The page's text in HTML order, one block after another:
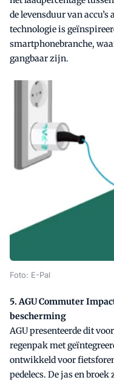
de levensduur van
technologie is
smartphonebranche,
gangbaar zijn.
Foto: E-Pal
5. AGU Commuter
bescherming
AGU presenteerde dit
regenpak met
ontwikkeld voor
pedelecs. De jas en